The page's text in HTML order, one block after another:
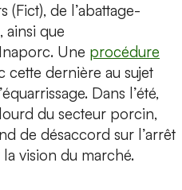
(Fict), de l’abattage-
ainsi que
Une procédure
cette dernière au sujet
Dans l’été,
du secteur porcin,
de désaccord sur l’arrêt
vision du marché.